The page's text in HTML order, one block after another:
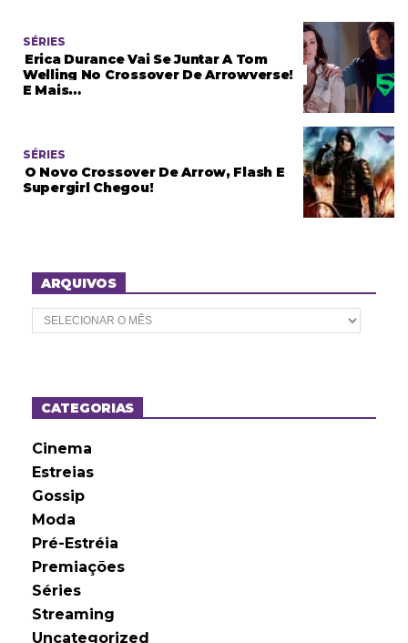
SÉRIES
Erica Durance Vai Se Juntar A Tom
Welling No Crossover De Arrowverse!
E Mais…
SÉRIES
O Novo Crossover De Arrow, Flash E
Supergirl Chegou!
ARQUIVOS
A
r
o
sCATEGORIAS
Cinema
Estreias
Gossip
Moda
Pré-Estréia
Premiações
Séries
Streaming
Uncategorized